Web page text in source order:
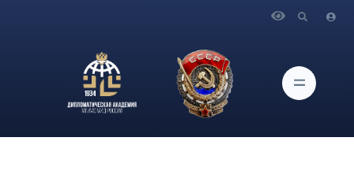
МГИМО МИД России приняли участие в организации и
проведении II Международного фестиваля «Диалог с
Пушкиным по-русски» в Культурном центре ГлавУпДК при